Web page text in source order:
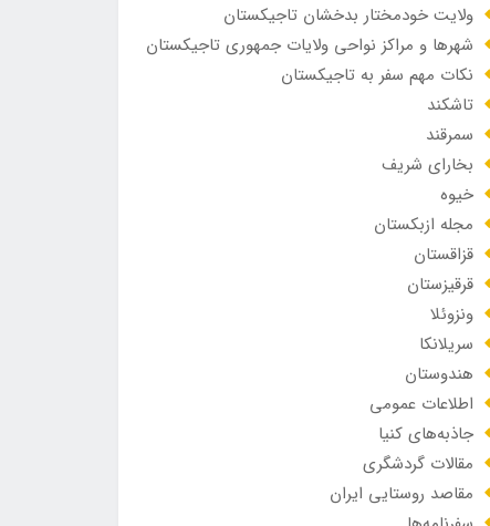
ولایت خودمختار بدخشان تاجیکستان
شهرها و مراکز نواحی ولایات جمهوری تاجیکستان
نکات مهم سفر به تاجیکستان
تاشکند
سمرقند
بخارای شریف
خیوه
مجله ازبکستان
قزاقستان
قرقیزستان
ونزوئلا
سریلانکا
هندوستان
اطلاعات عمومی
جاذبه‌های کنیا
مقالات گردشگری
مقاصد روستایی ایران